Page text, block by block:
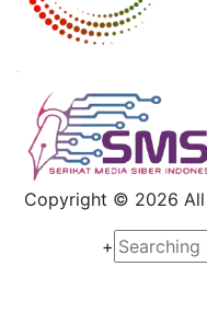
Copyright © 2026
+